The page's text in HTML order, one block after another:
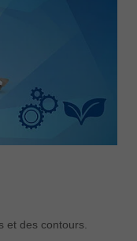
et des contours.